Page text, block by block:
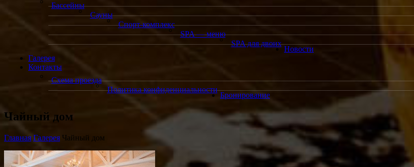
Бассейны
Сауны
Спорт-комплекс
SPA — меню
SPA для двоих
Новости
Галерея
Контакты
Схема проезда
Политика конфиденциальности
Бронирование
Чайный дом
Главная Галерея Чайный дом